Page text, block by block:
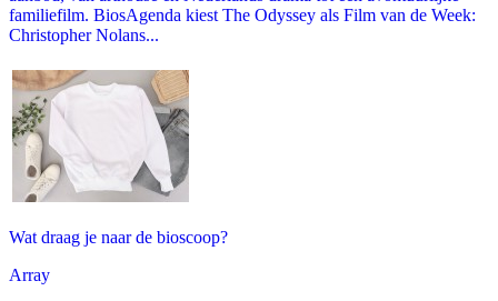
familiefilm. BiosAgenda kiest The Odyssey als Film van de Week:
Christopher Nolans...
Wat draag je naar de bioscoop?
Array